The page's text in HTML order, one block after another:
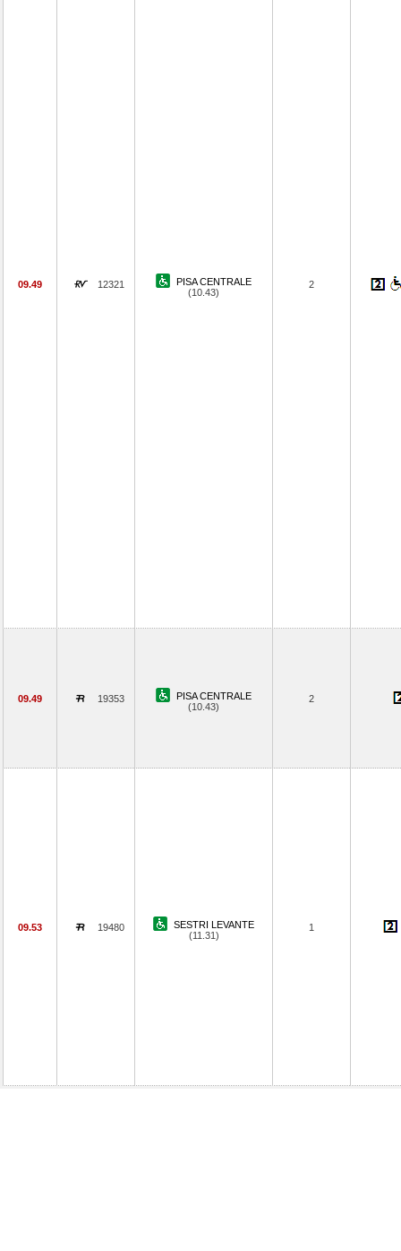
09.49 12321
PISA CENTRALE
(10.43)
2
09.49 19353
PISA CENTRALE
(10.43)
2
09.53 19480
SESTRI LEVANTE
(11.31)
1